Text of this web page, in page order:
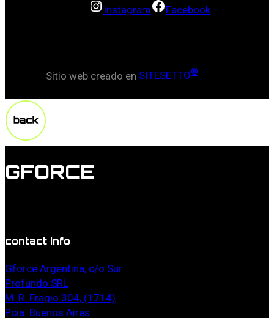
Instagram Facebook
Sitio web creado en SITESETTO®
GFORCE
contact info
Gforce Argentina, c/o Sur
Profundo SRL
M. R. Fragio 304, (1714)
Pcia. Buenos Aires